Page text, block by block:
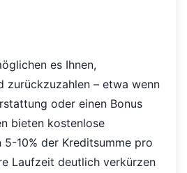
es Ihnen,
zurückzuzahlen – etwa wenn
oder einen Bonus
bieten kostenlose
10% der Kreditsumme pro
Laufzeit deutlich verkürzen